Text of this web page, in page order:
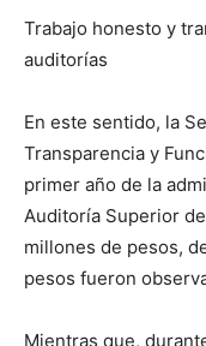
Trabajo honesto y
auditorías
En este sentido, la
Transparencia y
primer año de la
Auditoría Superior
millones de pesos,
pesos fueron
Mientras que,